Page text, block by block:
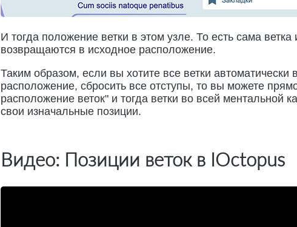
И тогда положение ветки в этом узле. То есть сама ветка
возвращаются в исходное расположение.
Таким образом, если вы хотите все ветки автоматически
расположение, сбросить все отступы, то вы можете
расположение веток" и тогда ветки во всей ментальной
свои изначальные позиции.
Видео: Позиции веток в IOctopus